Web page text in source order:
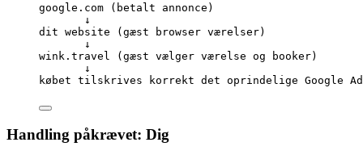
google.com (betalt annonce)
↓
dit website (gæst browser værelser)
↓
wink.travel (gæst vælger værelse og booker)
↓
købet tilskrives korrekt det oprindelige Google
Handling påkrævet: Dig